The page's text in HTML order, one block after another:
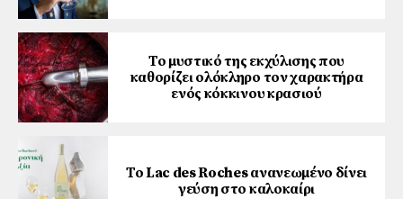
Το μυστικό της εκχύλισης που
καθορίζει ολόκληρο τον χαρακτήρα
ενός κόκκινου κρασιού
Το Lac des Roches ανανεωμένο δίνει
γεύση στο καλοκαίρι